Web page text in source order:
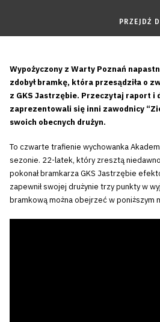
PRZEJDŹ
Wypożyczony z Warty Poznań
zdobył bramkę, która przesądziła o
z GKS Jastrzębie. Przeczytaj raport i
zaprezentowali się inni zawodnicy
swoich obecnych drużyn.
To czwarte trafienie wychowanka
sezonie. 22-latek, który zresztą
pokonał bramkarza GKS Jastrzębie
zapewnił swojej drużynie trzy punkty w
bramkową można obejrzeć w poniższym